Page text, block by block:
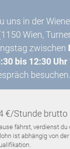
uns in der
Wien,
zwischen
bis 12:30 Uhr
besuchen.
€/Stunde brutto
fährst, verdienst du
ist abhängig von